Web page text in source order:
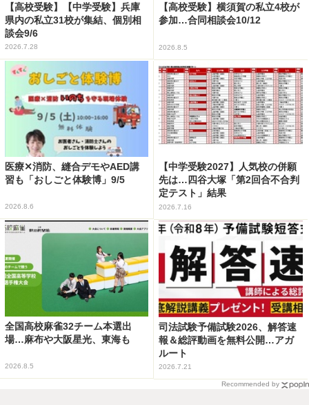
【高校受験】【中学受験】兵庫
県内の私立31校が集結、個別相
談会9/6
2026.7.28
【高校受験】横須賀の私立4校が
参加…合同相談会10/12
2026.8.5
医療✕消防、縫合デモやAED講
習も「おしごと体験博」9/5
2026.8.6
【中学受験2027】人気校の併願
先は…四谷大塚「第2回合不合判
定テスト」結果
2026.7.16
全国高校麻雀32チーム本選出
場…麻布や大阪星光、東海も
2026.8.5
司法試験予備試験2026、解答速
報＆総評動画を無料公開…アガ
ルート
2026.7.21
Recommended by